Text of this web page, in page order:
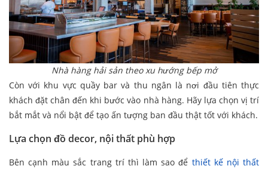
Nhà hàng hải sản theo xu hướng bếp mở
Còn với khu vực quầy bar và thu ngân là nơi đầu tiên thực
khách đặt chân đến khi bước vào nhà hàng. Hãy lựa chọn vị trí
bắt mắt và nổi bật để tạo ấn tượng ban đầu thật tốt với khách.
Lựa chọn đồ decor, nội thất phù hợp
Bên cạnh màu sắc trang trí thì làm sao để thiết kế nội thất